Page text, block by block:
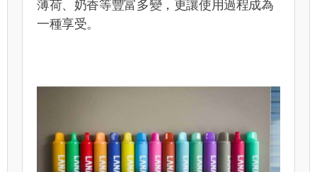
薄荷、奶香等豐富多變，更讓使用過程成為
一種享受。